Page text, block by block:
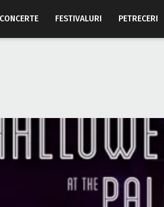
CONCERTE FESTIVALURI PETRECERI